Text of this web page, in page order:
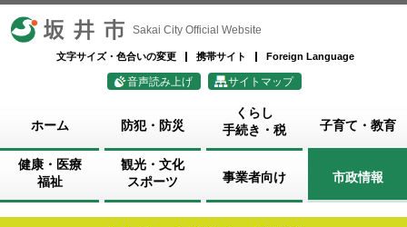
坂井市 Sakai City Official Website
文字サイズ・色合いの変更 携帯サイト Foreign Language
音声読み上げ サイトマップ
ホーム 防犯・防災
くらし
手続き・税
子育て・教育
健康・医療
福祉
観光・文化
スポーツ
事業者向け 市政情報